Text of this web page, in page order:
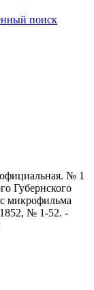
поиск
№ 1
Губернского
микрофильма
1852, № 1-52. -